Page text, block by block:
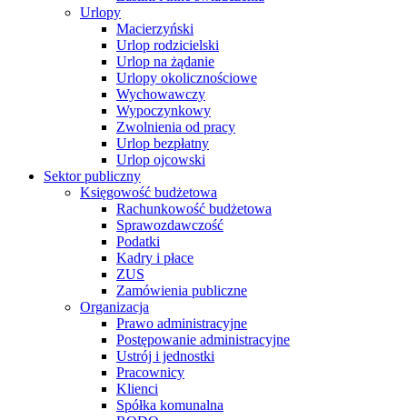
Urlopy
Macierzyński
Urlop rodzicielski
Urlop na żądanie
Urlopy okolicznościowe
Wychowawczy
Wypoczynkowy
Zwolnienia od pracy
Urlop bezpłatny
Urlop ojcowski
Sektor publiczny
Księgowość budżetowa
Rachunkowość budżetowa
Sprawozdawczość
Podatki
Kadry i płace
ZUS
Zamówienia publiczne
Organizacja
Prawo administracyjne
Postępowanie administracyjne
Ustrój i jednostki
Pracownicy
Klienci
Spółka komunalna